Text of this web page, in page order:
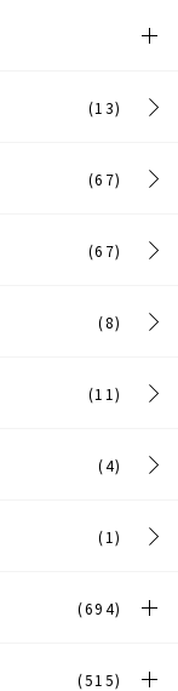
(13)
(67)
(67)
(8)
(11)
(4)
(1)
(694)
(515)